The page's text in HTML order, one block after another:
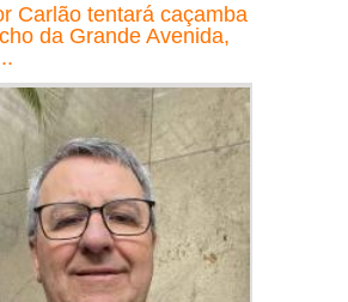
Carlão tentará caçamba
da Grande Avenida,